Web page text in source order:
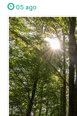
05 ago